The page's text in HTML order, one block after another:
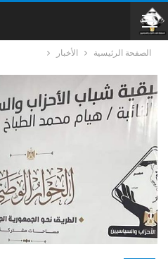
الصفحة الرئيسية الأخبار